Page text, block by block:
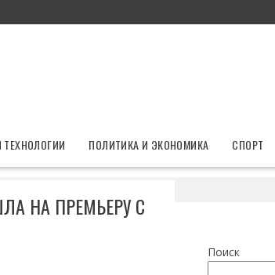
ТЕХНОЛОГИИ ПОЛИТИКА И ЭКОНОМИКА СПОРТ
НА ПРЕМЬЕРУ С
Поиск